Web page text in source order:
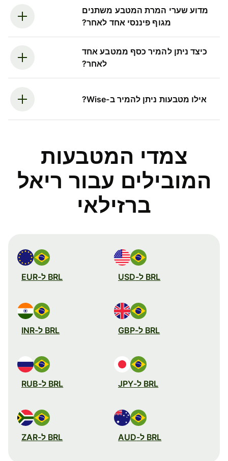
מדוע שערי המרת המטבע משתנים
מגוף פיננסי אחד לאחר?
כיצד ניתן להמיר כסף ממטבע אחד
לאחר?
אילו מטבעות ניתן להמיר ב-Wise?
צמדי המטבעות
המובילים עבור ריאל
ברזילאי
BRL ל-USD BRL ל-EUR
BRL ל-GBP BRL ל-INR
BRL ל-JPY BRL ל-RUB
BRL ל-AUD BRL ל-ZAR